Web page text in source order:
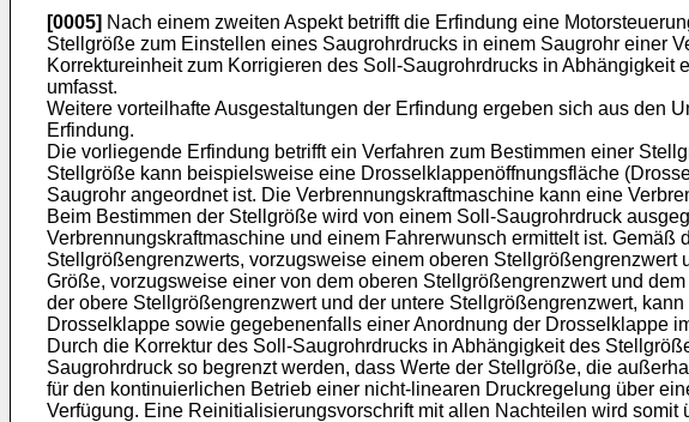
[0005] Nach einem zweiten Aspekt betrifft die Erfindung eine
Stellgröße zum Einstellen eines Saugrohrdrucks in einem Saugrohr einer
Korrektureinheit zum Korrigieren des Soll-Saugrohrdrucks in
umfasst.
Weitere vorteilhafte Ausgestaltungen der Erfindung ergeben sich aus den
Erfindung.
Die vorliegende Erfindung betrifft ein Verfahren zum Bestimmen einer
Stellgröße kann beispielsweise eine Drosselklappenöffnungsfläche
Saugrohr angeordnet ist. Die Verbrennungskraftmaschine kann eine
Beim Bestimmen der Stellgröße wird von einem Soll-Saugrohrdruck
Verbrennungskraftmaschine und einem Fahrerwunsch ermittelt ist.
Stellgrößengrenzwerts, vorzugsweise einem oberen
Größe, vorzugsweise einer von dem oberen Stellgrößengrenzwert und
der obere Stellgrößengrenzwert und der untere Stellgrößengrenzwert,
Drosselklappe sowie gegebenenfalls einer Anordnung der Drosselklappe
Durch die Korrektur des Soll-Saugrohrdrucks in Abhängigkeit des
Saugrohrdruck so begrenzt werden, dass Werte der Stellgröße, die
für den kontinuierlichen Betrieb einer nicht-linearen Druckregelung über
Verfügung. Eine Reinitialisierungsvorschrift mit allen Nachteilen wird